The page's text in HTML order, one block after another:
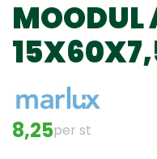
MOODUL
8,25per st